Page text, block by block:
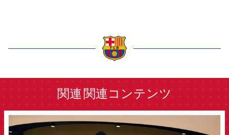
関連 関連コンテンツ
FCB Barcelona badge